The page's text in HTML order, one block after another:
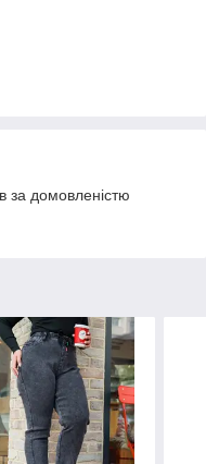
за домовленістю